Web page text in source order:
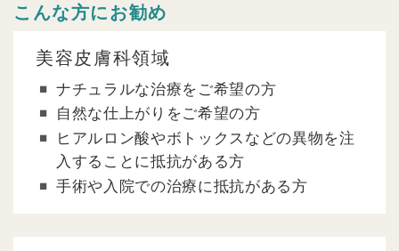
こんな方にお勧め
美容皮膚科領域
ナチュラルな治療をご希望の方
自然な仕上がりをご希望の方
ヒアルロン酸やボトックスなどの異物を注
入することに抵抗がある方
手術や入院での治療に抵抗がある方